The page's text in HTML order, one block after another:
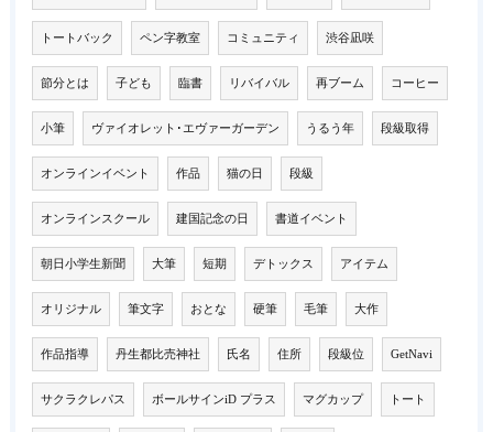
トートバック ペン字教室 コミュニティ 渋谷凪咲
節分とは 子ども 臨書 リバイバル 再ブーム コーヒー
小筆 ヴァイオレット･エヴァーガーデン うるう年 段級取得
オンラインイベント 作品 猫の日 段級
オンラインスクール 建国記念の日 書道イベント
朝日小学生新聞 大筆 短期 デトックス アイテム
オリジナル 筆文字 おとな 硬筆 毛筆 大作
作品指導 丹生都比売神社 氏名 住所 段級位 GetNavi
サクラクレパス ボールサインiD プラス マグカップ トート